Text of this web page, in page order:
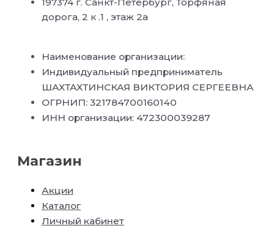
дорога, 2 к .1 , этаж 2а
Наименование организации:
Индивидуальный предприниматель
ШАХТАХТИНСКАЯ ВИКТОРИЯ СЕРГЕЕВНА
ОГРНИП: 321784700160140
ИНН организации: 472300039287
Магазин
Акции
Каталог
Личный кабинет